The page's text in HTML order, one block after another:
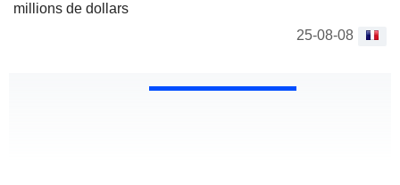
millions de dollars
25-08-08